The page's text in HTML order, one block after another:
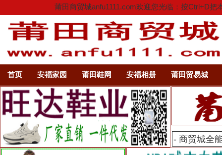
莆田商贸城anfu1111.com欢迎您光临：按Ctrl+D
首页 安福家园 莆田鞋网 安福相册 莆田贸易城